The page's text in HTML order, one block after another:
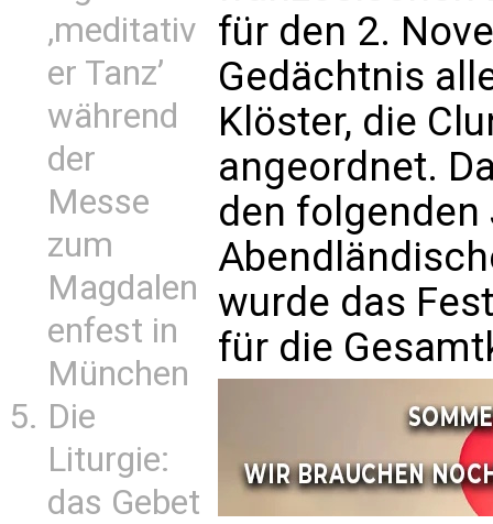
‚meditativ
er Tanz’
während
der
Messe
zum
Magdalen
enfest in
München
Die
Liturgie:
das Gebet
für den 2.
Gedächtnis
Klöster, die
angeordnet.
den
wurde das
für die